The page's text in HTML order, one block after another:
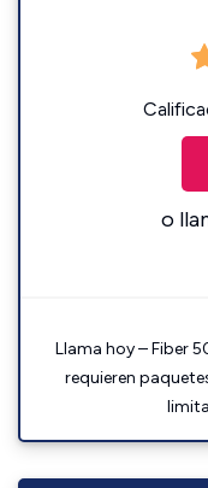
o
Llama hoy – Fiber
requieren